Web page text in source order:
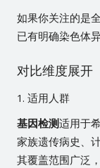
如果你关注的是
已有明确染色体
对比维度展开
1. 适用人群
基因检测适用于
家族遗传病史、
其覆盖范围广泛